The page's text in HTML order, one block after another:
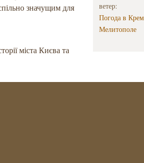
значущим для
міста Києва та
ветер:
Погода в
Мелитополе